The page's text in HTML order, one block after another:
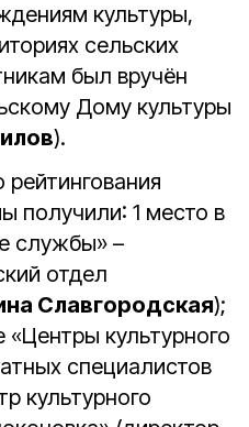
культуры,
сельских
был вручён
Дому культуры
).
получили: 1 место в
службы» –
отдел
Славгородская);
«Центры культурного
специалистов
культурного